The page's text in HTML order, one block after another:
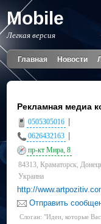
Mobile
Легкая версия
Главная Новости
Рекламная медиа
0505305016
0626432163
пр-кт Мира, 8
84313, Краматорск,
Украина
http://
Отправить
Слоган: "Идеи, которые